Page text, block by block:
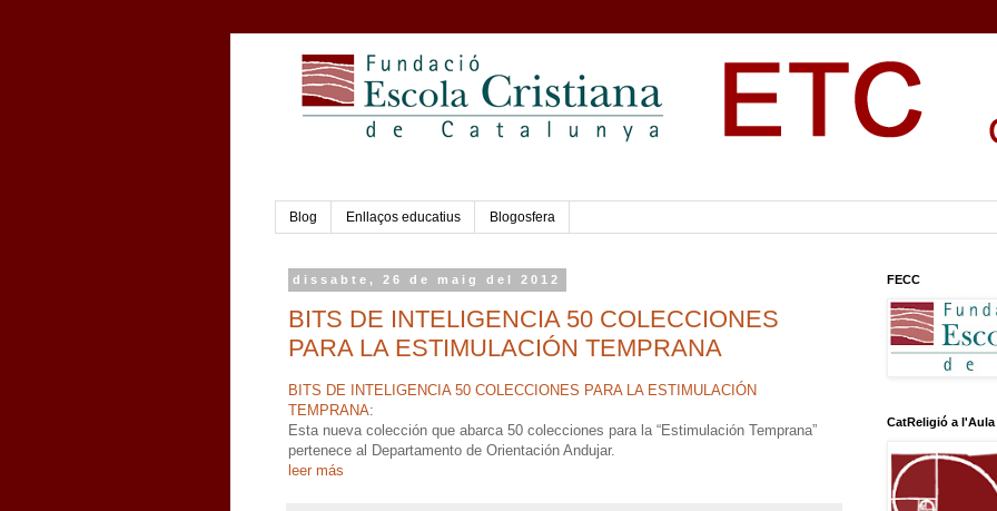
Blog Enllaços educatius Blogosfera
dissabte, 26 de maig del 2012
BITS DE INTELIGENCIA 50 COLECCIONES
PARA LA ESTIMULACIÓN TEMPRANA
BITS DE INTELIGENCIA 50 COLECCIONES PARA LA ESTIMULACIÓN
TEMPRANA:
Esta nueva colección que abarca 50 colecciones para la “Estimulación Temprana”
pertenece al Departamento de Orientación Andujar.
leer más
FECC
CatReligió a l'Aula